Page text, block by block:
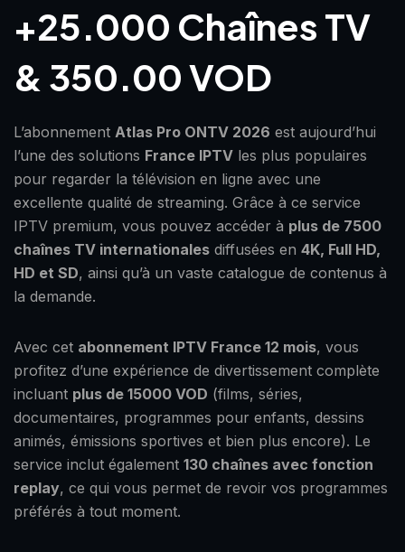
+25.000 Chaînes TV
& 350.00 VOD
L’abonnement Atlas Pro ONTV 2026 est aujourd’hui
l’une des solutions France IPTV les plus populaires
pour regarder la télévision en ligne avec une
excellente qualité de streaming. Grâce à ce service
IPTV premium, vous pouvez accéder à plus de 7500
chaînes TV internationales diffusées en 4K, Full HD,
HD et SD, ainsi qu’à un vaste catalogue de contenus à
la demande.
Avec cet abonnement IPTV France 12 mois, vous
profitez d’une expérience de divertissement complète
incluant plus de 15000 VOD (films, séries,
documentaires, programmes pour enfants, dessins
animés, émissions sportives et bien plus encore). Le
service inclut également 130 chaînes avec fonction
replay, ce qui vous permet de revoir vos programmes
préférés à tout moment.